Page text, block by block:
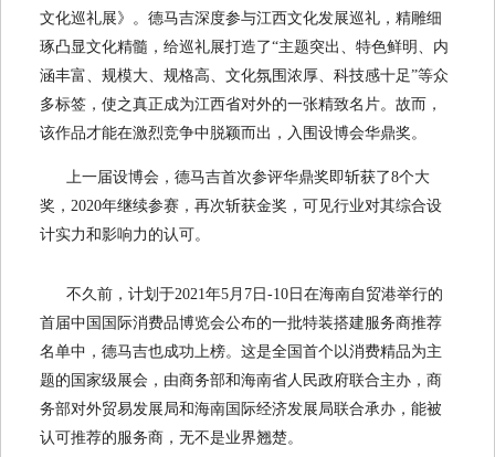
文化巡礼展》。德马吉深度参与江西文化发展巡礼，精雕细
琢凸显文化精髓，给巡礼展打造了“主题突出、特色鲜明、内
涵丰富、规模大、规格高、文化氛围浓厚、科技感十足”等众
多标签，使之真正成为江西省对外的一张精致名片。故而，
该作品才能在激烈竞争中脱颖而出，入围设博会华鼎奖。
上一届设博会，德马吉首次参评华鼎奖即斩获了8个大
奖， 2020年继续参赛，再次斩获金奖，可见行业对其综合设
计实力和影响力的认可。
不久前，计划于2021年5月 7 日 -10 日在海南自贸港举行的
首届中国国际消费品博览会公布的一批特装搭建服务商推荐
名单中， 德马吉也成功上榜。这是全国首个以消费精品为主
题的国家级展会 ， 由商务部和海南省人民政府联合主办，商
务部对外贸易发展局和海南国际经济发展局联合承办 ， 能被
认可推荐的服务商 ， 无不是业界翘楚。